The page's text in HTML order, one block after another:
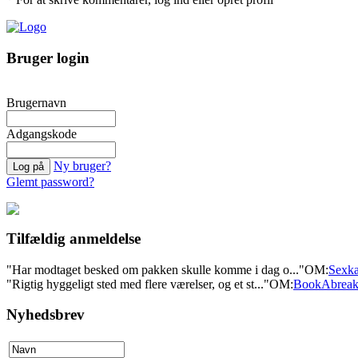
Bruger login
Brugernavn
Adgangskode
Ny bruger?
Glemt password?
Tilfældig anmeldelse
"Har modtaget besked om pakken skulle komme i dag o..."OM:
"Rigtig hyggeligt sted med flere værelser, og et st..."OM:BookAbreak
Nyhedsbrev